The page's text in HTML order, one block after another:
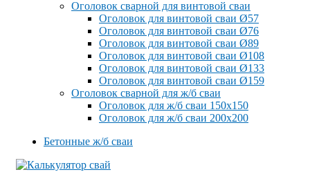
Оголовок сварной для винтовой сваи
Оголовок для винтовой сваи Ø57
Оголовок для винтовой сваи Ø76
Оголовок для винтовой сваи Ø89
Оголовок для винтовой сваи Ø108
Оголовок для винтовой сваи Ø133
Оголовок для винтовой сваи Ø159
Оголовок сварной для ж/б сваи
Оголовок для ж/б сваи 150x150
Оголовок для ж/б сваи 200x200
Бетонные ж/б сваи